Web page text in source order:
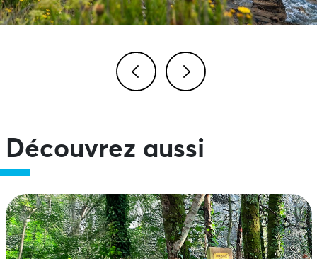
Découvrez aussi